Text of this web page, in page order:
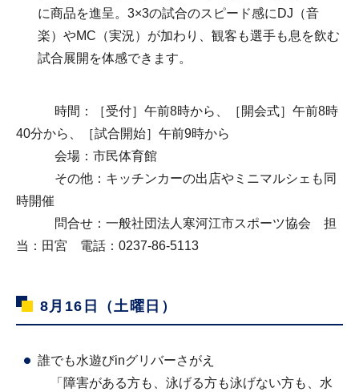
に商品を進呈。3×3の試合のスピード感にDJ（音
楽）やMC（実況）が加わり、観客も選手も息を飲む
試合展開を体感できます。
時間：［受付］午前8時から、［開会式］午前8時
40分から、［試合開始］午前9時から
会場：市民体育館
その他：キッチンカーの出店やミニマルシェも同
時開催
問合せ：一般社団法人寒河江市スポーツ協会 担
当：田宮 電話：0237-86-5113
8月16日（土曜日）
誰でも水遊びinグリバーさがえ
「障害がある方も、泳げる方も泳げない方も、水